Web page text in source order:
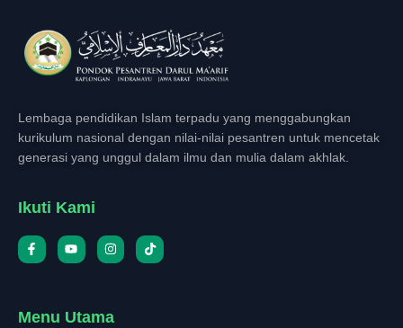
Lembaga pendidikan Islam terpadu yang menggabungkan
kurikulum nasional dengan nilai-nilai pesantren untuk mencetak
generasi yang unggul dalam ilmu dan mulia dalam akhlak.
Ikuti Kami
Menu Utama